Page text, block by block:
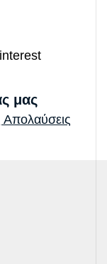
μας
Απολαύσεις